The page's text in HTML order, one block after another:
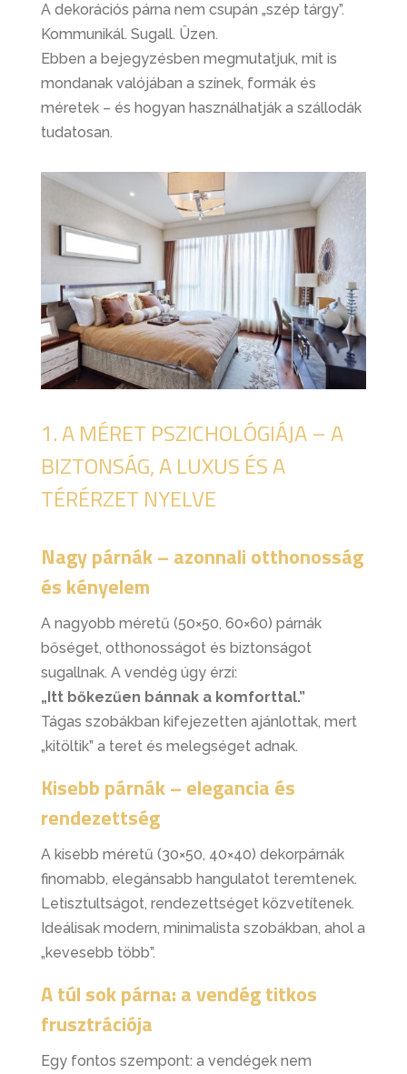
A dekorációs párna nem csupán „szép tárgy”.
Kommunikál. Sugall. Üzen.
Ebben a bejegyzésben megmutatjuk, mit is
mondanak valójában a színek, formák és
méretek – és hogyan használhatják a szállodák
tudatosan.
1. A MÉRET PSZICHOLÓGIÁJA – A
BIZTONSÁG, A LUXUS ÉS A
TÉRÉRZET NYELVE
Nagy párnák – azonnali otthonosság
és kényelem
A nagyobb méretű (50×50, 60×60) párnák
bőséget, otthonosságot és biztonságot
sugallnak. A vendég úgy érzi:
„Itt bőkezűen bánnak a komforttal.”
Tágas szobákban kifejezetten ajánlottak, mert
„kitöltik” a teret és melegséget adnak.
Kisebb párnák – elegancia és
rendezettség
A kisebb méretű (30×50, 40×40) dekorpárnák
finomabb, elegánsabb hangulatot teremtenek.
Letisztultságot, rendezettséget közvetítenek.
Ideálisak modern, minimalista szobákban, ahol a
„kevesebb több”.
A túl sok párna: a vendég titkos
frusztrációja
Egy fontos szempont: a vendégek nem